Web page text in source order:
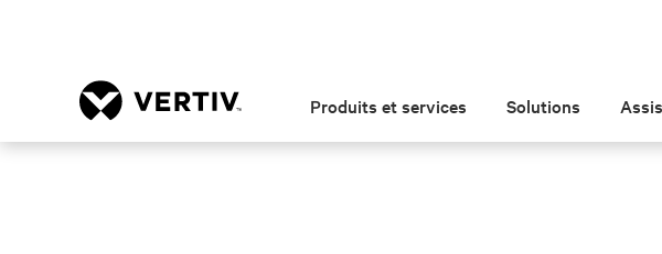
Produits et services Solutions